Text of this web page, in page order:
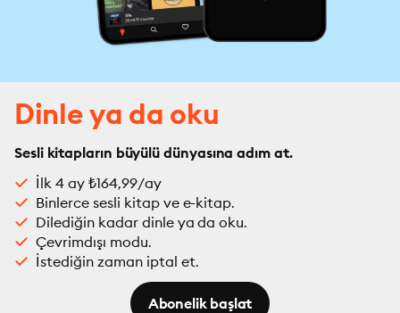
Dinle ya da oku
Sesli kitapların büyülü dünyasına adım at.
İlk 4 ay ₺164,99/ay
Binlerce sesli kitap ve e-kitap.
Dilediğin kadar dinle ya da oku.
Çevrimdışı modu.
İstediğin zaman iptal et.
Abonelik başlat